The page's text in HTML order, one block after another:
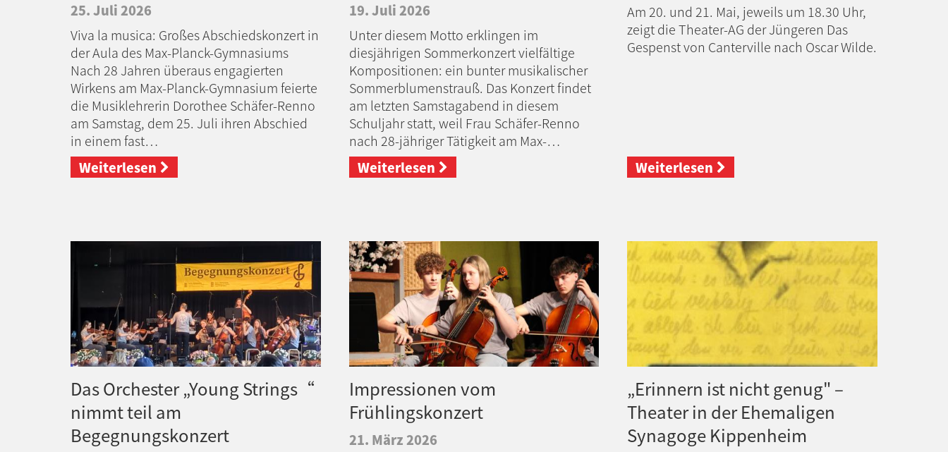
25. Juli 2026
Viva la musica: Großes Abschiedskonzert in
der Aula des Max-Planck-Gymnasiums
Nach 28 Jahren überaus engagierten
Wirkens am Max-Planck-Gymnasium feierte
die Musiklehrerin Dorothee Schäfer-Renno
am Samstag, dem 25. Juli ihren Abschied
in einem fast…
Weiterlesen
19. Juli 2026
Unter diesem Motto erklingen im
diesjährigen Sommerkonzert vielfältige
Kompositionen: ein bunter musikalischer
Sommerblumenstrauß. Das Konzert findet
am letzten Samstagabend in diesem
Schuljahr statt, weil Frau Schäfer-Renno
nach 28-jähriger Tätigkeit am Max-…
Weiterlesen
Am 20. und 21. Mai, jeweils um 18.30 Uhr,
zeigt die Theater-AG der Jüngeren Das
Gespenst von Canterville nach Oscar Wilde.
Weiterlesen
Das Orchester „Young Strings“
nimmt teil am
Begegnungskonzert
Impressionen vom
Frühlingskonzert
21. März 2026
„Erinnern ist nicht genug" –
Theater in der Ehemaligen
Synagoge Kippenheim